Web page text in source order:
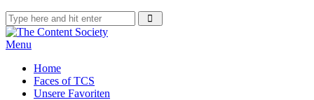
Menu
Home
Faces of TCS
Unsere Favoriten